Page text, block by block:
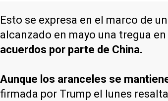
Esto se expresa en el marco de
alcanzado en mayo una tregua
acuerdos por parte de China.
Aunque los aranceles se
firmada por Trump el lunes